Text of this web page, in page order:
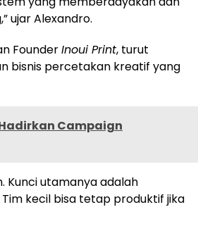
ujar Alexandro.
FounderInoui Print, turut
bisnis percetakan kreatif yang
Campaign
Kunci utamanya adalah
kecil bisa tetap produktif jika